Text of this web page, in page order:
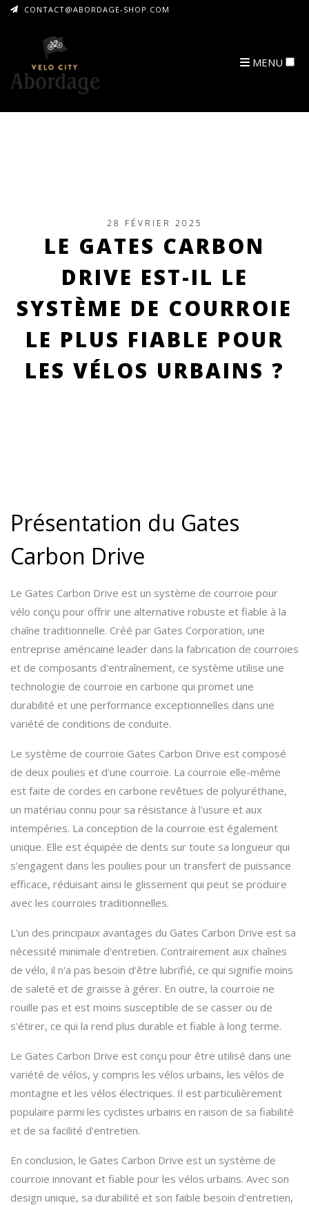
CONTACT@ABORDAGE-SHOP.COM
MENU
ARCHIVES
28 FÉVRIER 2025
LE GATES CARBON
DRIVE EST-IL LE
SYSTÈME DE COURROIE
LE PLUS FIABLE POUR
LES VÉLOS URBAINS ?
Présentation du Gates
Carbon Drive
Le Gates Carbon Drive est un système de courroie pour
vélo conçu pour offrir une alternative robuste et fiable à la
chaîne traditionnelle. Créé par Gates Corporation, une
entreprise américaine leader dans la fabrication de courroies
et de composants d'entraînement, ce système utilise une
technologie de courroie en carbone qui promet une
durabilité et une performance exceptionnelles dans une
variété de conditions de conduite.
Le système de courroie Gates Carbon Drive est composé
de deux poulies et d'une courroie. La courroie elle-même
est faite de cordes en carbone revêtues de polyuréthane,
un matériau connu pour sa résistance à l'usure et aux
intempéries. La conception de la courroie est également
unique. Elle est équipée de dents sur toute sa longueur qui
s'engagent dans les poulies pour un transfert de puissance
efficace, réduisant ainsi le glissement qui peut se produire
avec les courroies traditionnelles.
L'un des principaux avantages du Gates Carbon Drive est sa
nécessité minimale d'entretien. Contrairement aux chaînes
de vélo, il n'a pas besoin d'être lubrifié, ce qui signifie moins
de saleté et de graisse à gérer. En outre, la courroie ne
rouille pas et est moins susceptible de se casser ou de
s'étirer, ce qui la rend plus durable et fiable à long terme.
Le Gates Carbon Drive est conçu pour être utilisé dans une
variété de vélos, y compris les vélos urbains, les vélos de
montagne et les vélos électriques. Il est particulièrement
populaire parmi les cyclistes urbains en raison de sa fiabilité
et de sa facilité d'entretien.
En conclusion, le Gates Carbon Drive est un système de
courroie innovant et fiable pour les vélos urbains. Avec son
design unique, sa durabilité et son faible besoin d'entretien,